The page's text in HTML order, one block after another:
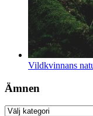
Vildkvinnans
Ämnen
Ämnen